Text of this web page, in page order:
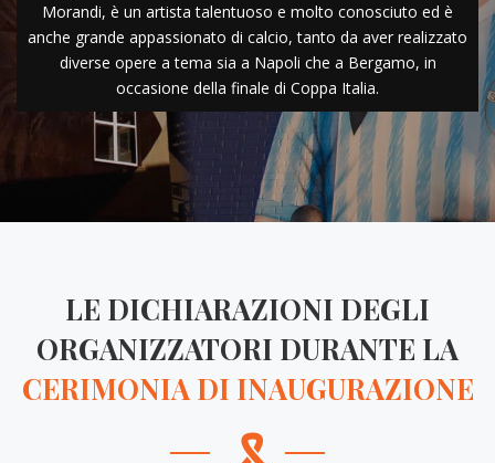
Morandi, è un artista talentuoso e molto conosciuto ed è
anche grande appassionato di calcio, tanto da aver realizzato
diverse opere a tema sia a Napoli che a Bergamo, in
occasione della finale di Coppa Italia.
LE DICHIARAZIONI DEGLI
ORGANIZZATORI DURANTE LA
CERIMONIA DI INAUGURAZIONE